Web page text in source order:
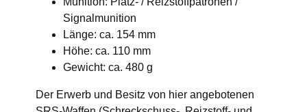
Signalmunition
Länge: ca. 154 mm
Höhe: ca. 110 mm
Gewicht: ca. 480 g
Der Erwerb und Besitz von hier angebotenen